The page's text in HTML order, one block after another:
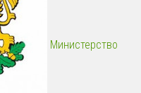
Министерство